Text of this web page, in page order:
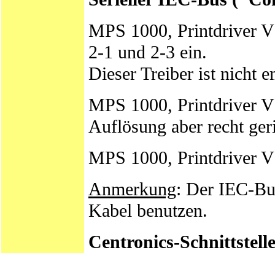
MPS 1000, Printdriver
2-1 und 2-3 ein.
Dieser Treiber ist nicht
MPS 1000, Printdriver
Auflösung aber recht
MPS 1000, Printdriver
Anmerkung: Der IEC-
Kabel benutzen.
Centronics-